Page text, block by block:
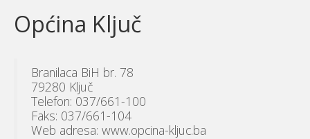
Općina Ključ
Branilaca BiH br. 78
79280 Ključ
Telefon: 037/661-100
Faks: 037/661-104
Web adresa: www.opcina-kljuc.ba